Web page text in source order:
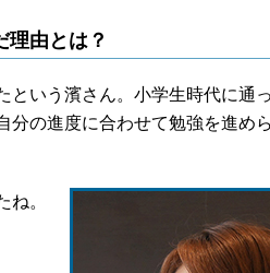
理由とは？
いう濱さん。小学生時代に通っ
の進度に合わせて勉強を進め
。